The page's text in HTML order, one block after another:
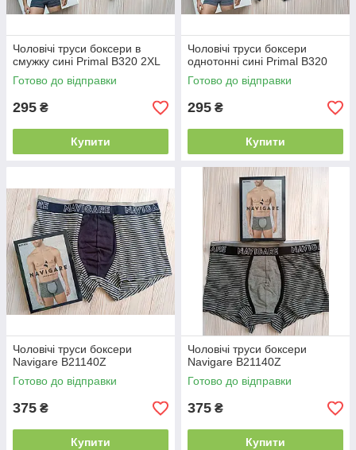
Чоловічі труси боксери в
смужку сині Primal B320 2XL
Готово до відправки
295 ₴
Купити
Чоловічі труси боксери
однотонні сині Primal B320
Готово до відправки
295 ₴
Купити
Чоловічі труси боксери
Navigare В21140Z
Готово до відправки
375 ₴
Купити
Чоловічі труси боксери
Navigare В21140Z
Готово до відправки
375 ₴
Купити